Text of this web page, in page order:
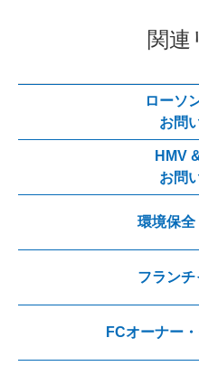
関連
ローソ
お問
HMV
お問
環境保全
フラン
FCオーナー